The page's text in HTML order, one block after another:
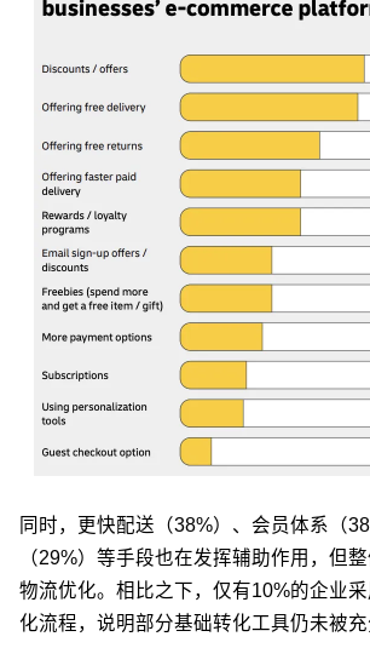
同时，更快配送（38%）、会员体系（
（29%）等手段也在发挥辅助作用，但
物流优化。相比之下，仅有10%的企业
化流程，说明部分基础转化工具仍未被充